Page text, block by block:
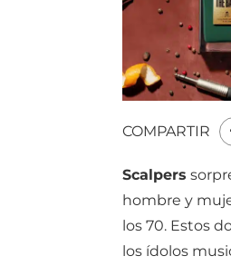
COMPARTIR
Scalpers
hombre y
los 70. Estos
los ídolos